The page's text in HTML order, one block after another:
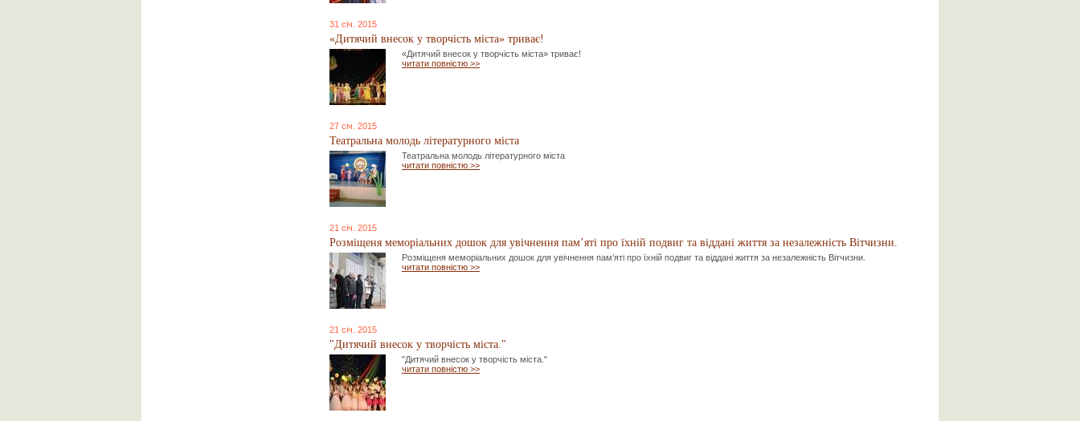
31 січ. 2015
«Дитячий внесок у творчість міста» триває!
«Дитячий внесок у творчість міста» триває!
читати повністю >>
27 січ. 2015
Театральна молодь літературного міста
Театральна молодь літературного міста
читати повністю >>
21 січ. 2015
Розміщеня меморіальних дошок для увічнення пам’яті про їхній подвиг та віддані життя за незалежність Вітчизни.
Розміщеня меморіальних дошок для увічнення пам’яті про їхній подвиг та віддані життя за незалежність Вітчизни.
читати повністю >>
21 січ. 2015
"Дитячий внесок у творчість міста."
"Дитячий внесок у творчість міста."
читати повністю >>